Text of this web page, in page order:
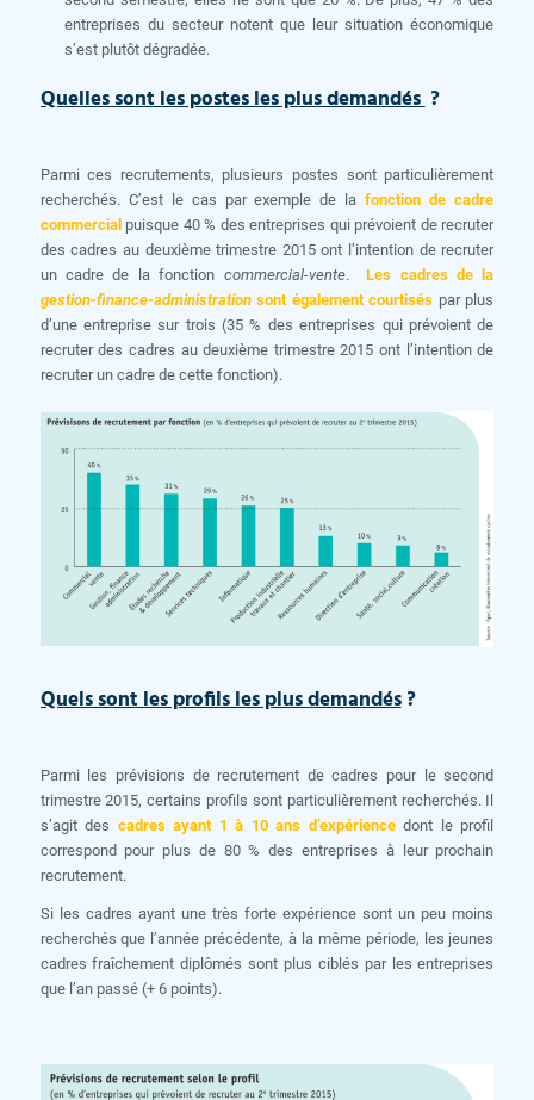
entreprises du secteur notent que leur situation économique
s’est plutôt dégradée.
Quelles sont les postes les plus demandés?
Parmi ces recrutements, plusieurs postes sont particulièrement
recherchés. C’est le cas par exemple de lafonction de cadre
commercial puisque 40 % des entreprises qui prévoient de recruter
des cadres au deuxième trimestre 2015 ont l’intention de recruter
un cadre de la fonction commercial-vente.Les cadres de la
gestion-finance-administrationsont également courtisés par plus
d’une entreprise sur trois (35 % des entreprises qui prévoient de
recruter des cadres au deuxième trimestre 2015 ont l’intention de
recruter un cadre de cette fonction).
Quels sont les profils les plus demandés?
Parmi les prévisions de recrutement de cadres pour le second
trimestre 2015, certains profils sont particulièrement recherchés. Il
s’agit des cadres ayant 1 à 10 ans d’expériencedont le profil
correspond pour plus de 80 % des entreprises à leur prochain
recrutement.
Si les cadres ayant une très forte expérience sont un peu moins
recherchés que l’année précédente, à la même période, les jeunes
cadres fraîchement diplômés sont plus ciblés par les entreprises
que l’an passé (+ 6 points).